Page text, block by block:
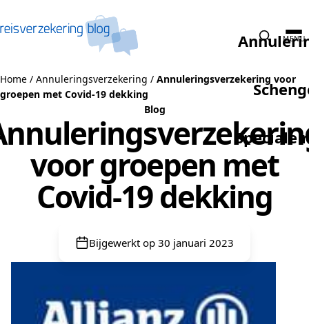
Speciale
MENU
Home / Annuleringsverzekering / Annuleringsverzekering voor
groepen met Covid-19 dekking
Blog
voor groepen met
Covid-19 dekking
Bijgewerkt op 30 januari 2023